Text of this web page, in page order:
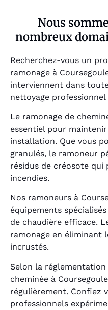
Nous
nombreux
Recherchez-vous un
ramonage à
interviennent dans
nettoyage
Le ramonage de
essentiel pour
installation. Que vous
granulés, le ramoneur
résidus de créosote qui
incendies.
Nos ramoneurs à
équipements
de chaudière efficace.
ramonage en éliminant
incrustés.
Selon la
cheminée à
régulièrement. Confiez
professionnels